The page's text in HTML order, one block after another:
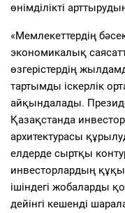
өнімділікті
«Мемлекеттердің
экономикалық
өзгерістердің
тартымды іскерлік
айқындалады.
Қазақстанда
архитектурасы
елдерде сыртқы
инвесторлардың
ішіндегі жобаларды
дейінгі кешенді